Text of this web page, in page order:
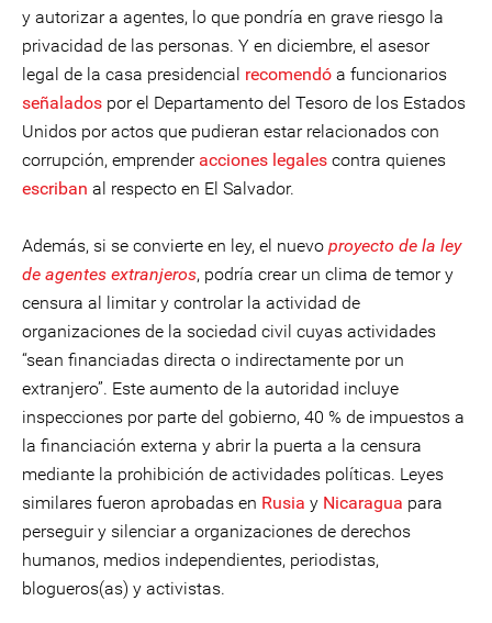
y autorizar a agentes, lo que pondría en grave riesgo la
privacidad de las personas. Y en diciembre, el asesor
legal de la casa presidencial recomendó a funcionarios
señalados por el Departamento del Tesoro de los Estados
Unidos por actos que pudieran estar relacionados con
corrupción, emprender acciones legales contra quienes
escriban al respecto en El Salvador.
Además, si se convierte en ley, el nuevo proyecto de la ley
de agentes extranjeros, podría crear un clima de temor y
censura al limitar y controlar la actividad de
organizaciones de la sociedad civil cuyas actividades
“sean financiadas directa o indirectamente por un
extranjero”. Este aumento de la autoridad incluye
inspecciones por parte del gobierno, 40 % de impuestos a
la financiación externa y abrir la puerta a la censura
mediante la prohibición de actividades políticas. Leyes
similares fueron aprobadas en Rusia y Nicaragua para
perseguir y silenciar a organizaciones de derechos
humanos, medios independientes, periodistas,
blogueros(as) y activistas.